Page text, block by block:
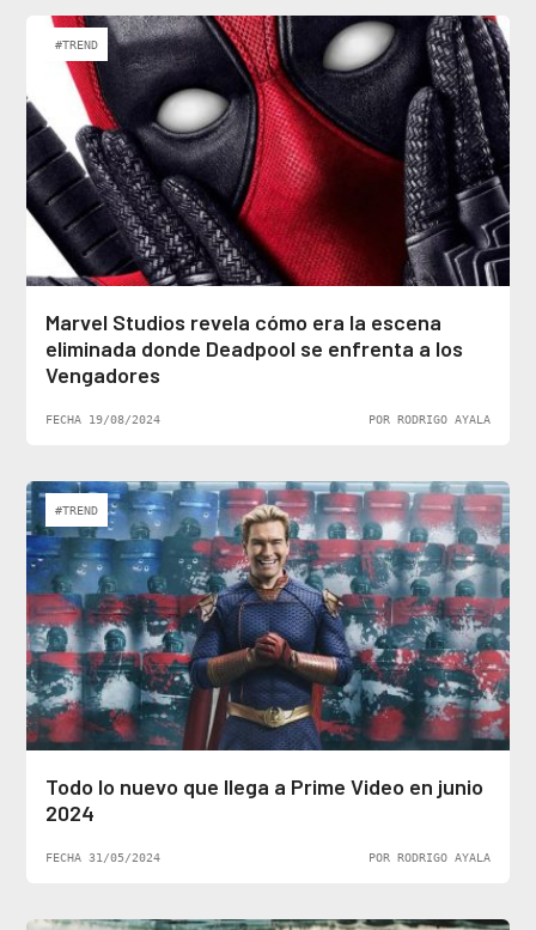
#TREND
Marvel Studios revela cómo era la escena
eliminada donde Deadpool se enfrenta a los
Vengadores
FECHA 19/08/2024 POR RODRIGO AYALA
#TREND
Todo lo nuevo que llega a Prime Video en junio
2024
FECHA 31/05/2024 POR RODRIGO AYALA